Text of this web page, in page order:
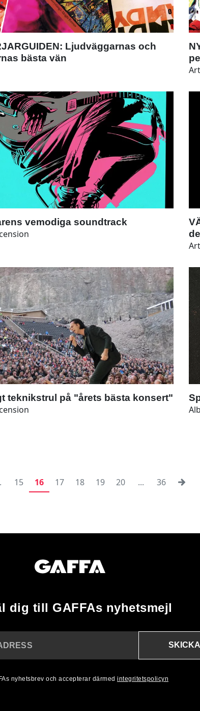
Ljudväggarnas och
bästa vän
vemodiga soundtrack
teknikstrul på "årets bästa konsert"
15 16 17 18 19 20 ... 36
dig till GAFFAs nyhetsmejl
SKICKA
nyhetsbrev och accepterar därmed integritetspolicyn